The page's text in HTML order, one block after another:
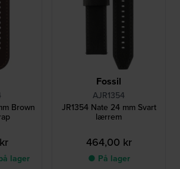
Brown
lager
Fossil
AJR1354
JR1354 Nate 24 mm Svart
lærrem
464,00 kr
● På lager